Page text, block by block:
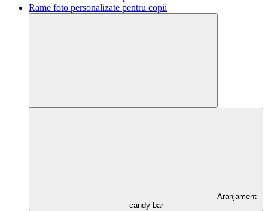
Rame foto personalizate pentru copii
Aranjament
candy bar